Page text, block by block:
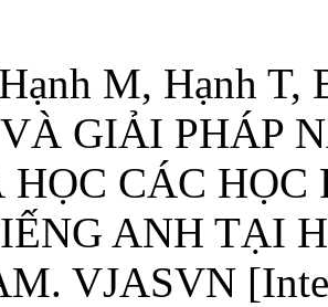
M, Hạnh T,
GIẢI PHÁP
CÁC
ANH TẠI
VJASVN